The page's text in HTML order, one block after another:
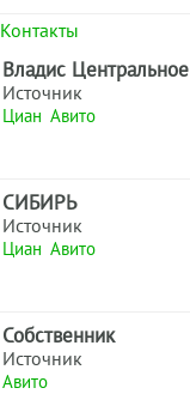
Контакты
Владис Центральное
Источник
Циан Авито
СИБИРЬ
Источник
Циан Авито
Собственник
Источник
Авито